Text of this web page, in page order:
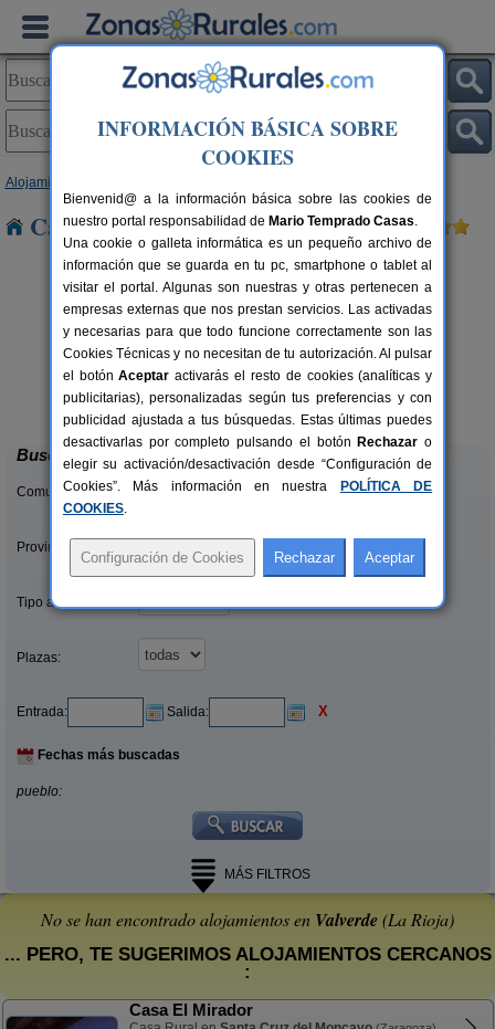
Alojamientos
Casas Rurales cerca de Valverde
18+2 pers.
desde35 €
Casa Rural La Viña
Cuzcurrita de Río Tirón (La Rioja)
Buscar
Comunidades:
Provincias/Islas:
Tipo alquiler:
Plazas:
Entrada: Salida: X
Fechas más buscadas
pueblo:
MÁS FILTROS
No se han encontrado alojamientos en Valverde(La Rioja)
... PERO, TE SUGERIMOS ALOJAMIENTOS CERCANOS
:
Casa El Mirador
INFORMACIÓN BÁSICA SOBRE
COOKIES
Bienvenid@ a la información básica sobre las cookies de
nuestro portal responsabilidad de Mario Temprado Casas.
Una cookie o galleta informática es un pequeño archivo de
información que se guarda en tu pc, smartphone o tablet al
visitar el portal. Algunas son nuestras y otras pertenecen a
empresas externas que nos prestan servicios. Las activadas
y necesarias para que todo funcione correctamente son las
Cookies Técnicas y no necesitan de tu autorización. Al pulsar
el botónAceptar activarás el resto de cookies (analíticas y
publicitarias), personalizadas según tus preferencias y con
publicidad ajustada a tus búsquedas. Estas últimas puedes
desactivarlas por completo pulsando el botón Rechazar o
elegir su activación/desactivación desde “Configuración de
Cookies”. Más información en nuestra
POLÍTICA DE
COOKIES.